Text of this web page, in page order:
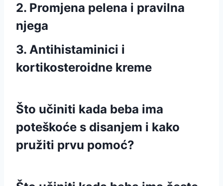
2. Promjena pelena i pravilna
njega
3. Antihistaminici i
kortikosteroidne kreme
Što učiniti kada beba ima
poteškoće s disanjem i kako
pružiti prvu pomoć?